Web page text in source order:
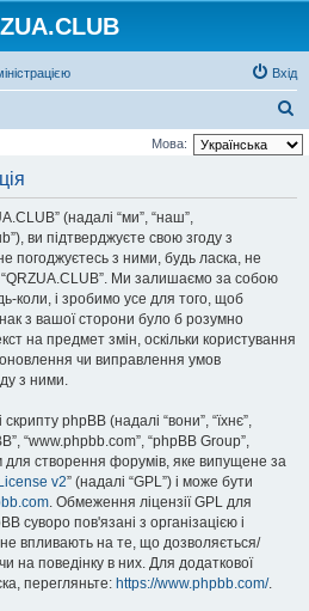
Вхід
о
Мова:
(надалі “ми”, “наш”,
ви підтверджуєте свою згоду з
погоджуєтесь з ними, будь ласка, не
“QRZUA.CLUB”. Ми залишаємо за собою
коли, і зробимо усе для того, щоб
з вашої сторони було б розумно
на предмет змін, оскільки користування
чи виправлення умов
з ними.
phpBB (надалі “вони”, “їхнє”,
“www.phpbb.com”, “phpBB Group”,
для створення форумів, яке випущене за
v2” (надалі “GPL”) і може бути
. Обмеження ліцензії GPL для
суворо пов'язані з організацією і
не впливають на те, що дозволяється/
на поведінку в них. Для додаткової
перегляньте: https://www.phpbb.com/.